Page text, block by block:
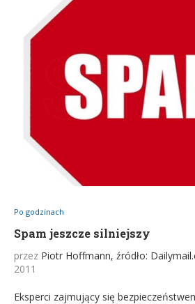
Po godzinach
Spam jeszcze silniejszy
przez Piotr Hoffmann, źródło:
2011
Eksperci zajmujący się